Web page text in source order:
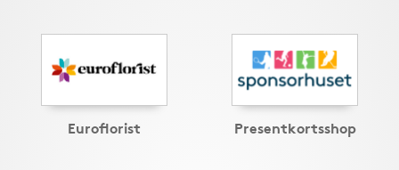
Euroflorist Presentkortsshop